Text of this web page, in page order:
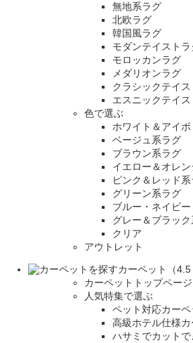
無地系ラグ
北欧ラグ
韓国風ラグ
モダンテイストラ
モロッカンラグ
メダリオンラグ
クラシックテイ
エスニックテイ
色で選ぶ
ホワイト＆アイ
ベージュ系ラグ
ブラウン系ラグ
イエロー＆オレ
ピンク＆レッド
グリーン系ラグ
ブルー・ネイビ
グレー＆ブラッ
クリア
アウトレット
カーペット（4.5
カーペットトップページ
人気特集で選ぶ
ペット対応カーペ
高級ホテル仕様カ
ハサミでカット